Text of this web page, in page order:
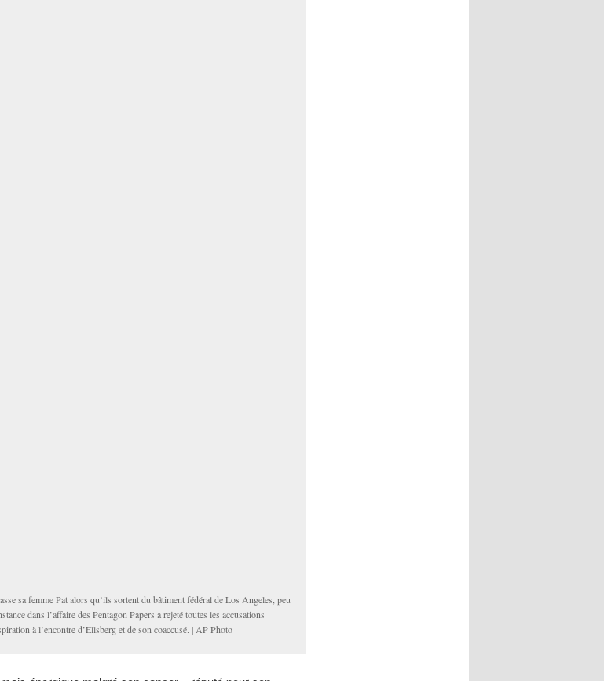
sa femme Pat alors qu’ils sortent du bâtiment fédéral de Los Angeles, peu
dans l’affaire des Pentagon Papers a rejeté toutes les accusations
à l’encontre d’Ellsberg et de son coaccusé. | AP Photo